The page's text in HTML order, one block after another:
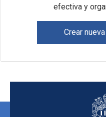
efectiva y
Crear